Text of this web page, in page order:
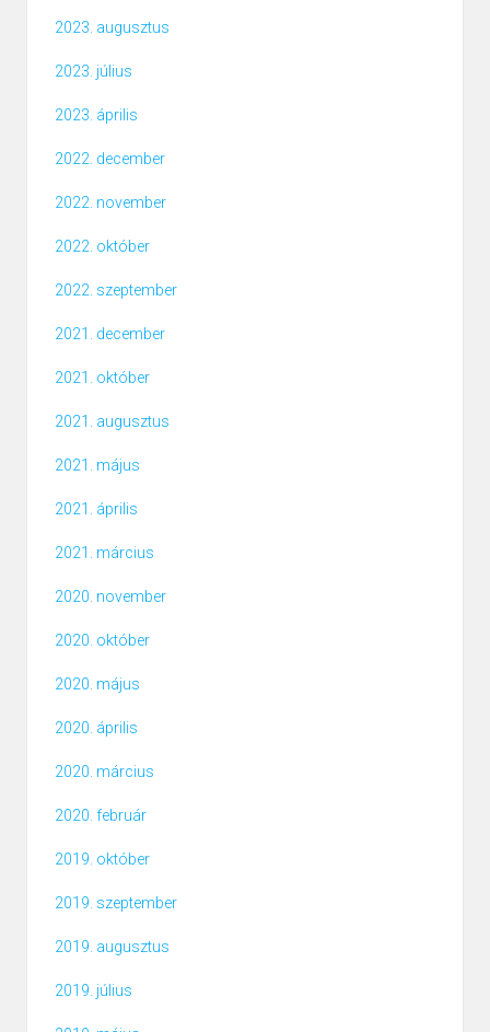
2023. augusztus
2023. július
2023. április
2022. december
2022. november
2022. október
2022. szeptember
2021. december
2021. október
2021. augusztus
2021. május
2021. április
2021. március
2020. november
2020. október
2020. május
2020. április
2020. március
2020. február
2019. október
2019. szeptember
2019. augusztus
2019. július